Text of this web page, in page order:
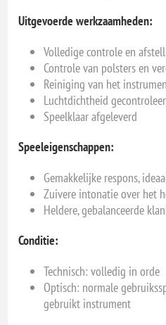
Uitgevoerde werkzaamheden:
Volledige controle en
Controle van polsters en
Reiniging van het
Luchtdichtheid
Speelklaar afgeleverd
Speeleigenschappen:
Gemakkelijke respons,
Zuivere intonatie over het
Heldere, gebalanceerde
Conditie:
Technisch: volledig in orde
Optisch: normale
gebruikt instrument